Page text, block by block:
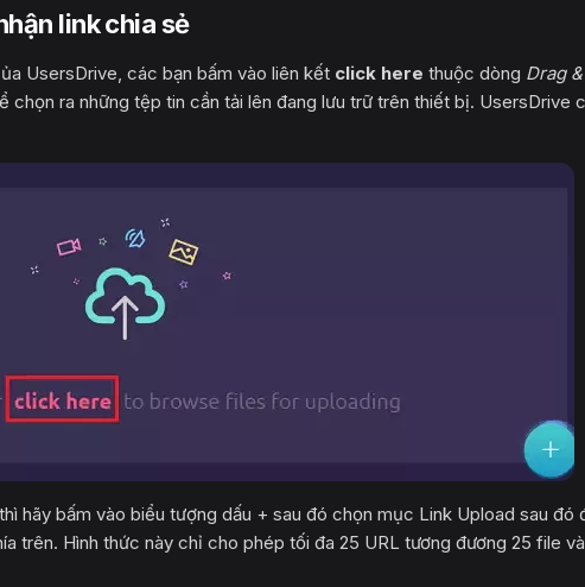
link chia sẻ
UsersDrive, các bạn bấm vào liên kết click here thuộc dòng Drag
chọn ra những tệp tin cần tải lên đang lưu trữ trên thiết bị. UsersDrive
hãy bấm vào biểu tượng dấu + sau đó chọn mục Link Upload sau đó
trên. Hình thức này chỉ cho phép tối đa 25 URL tương đương 25 file